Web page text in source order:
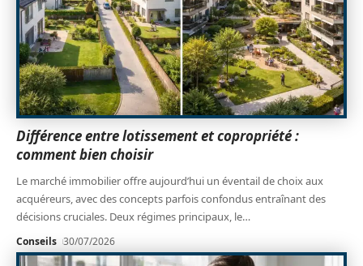
Différence entre lotissement et copropriété :
comment bien choisir
Le marché immobilier offre aujourd’hui un éventail de choix aux
acquéreurs, avec des concepts parfois confondus entraînant des
décisions cruciales. Deux régimes principaux, le…
Conseils 30/07/2026